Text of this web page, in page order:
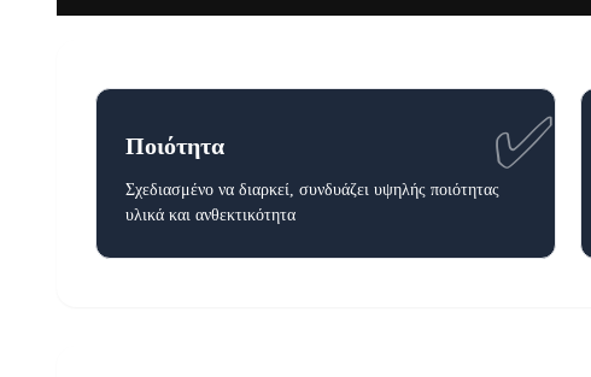
✅
Ποιότητα
Σχεδιασμένο να διαρκεί, συνδυάζει υψηλής ποιότητας
υλικά και ανθεκτικότητα